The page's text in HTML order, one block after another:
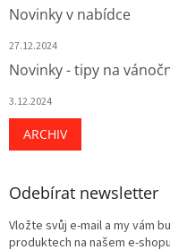
Novinky v nabídce
27.12.2024
Novinky - tipy na
3.12.2024
ARCHIV
Odebírat newsletter
Vložte svůj e-mail a my vám
produktech na našem e-